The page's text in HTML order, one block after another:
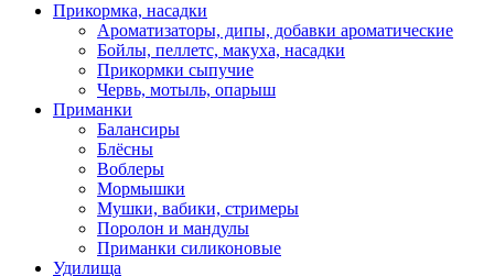
Прикормка, насадки
Ароматизаторы, дипы, добавки ароматические
Бойлы, пеллетс, макуха, насадки
Прикормки сыпучие
Червь, мотыль, опарыш
Приманки
Балансиры
Блёсны
Воблеры
Мормышки
Мушки, вабики, стримеры
Поролон и мандулы
Приманки силиконовые
Удилища